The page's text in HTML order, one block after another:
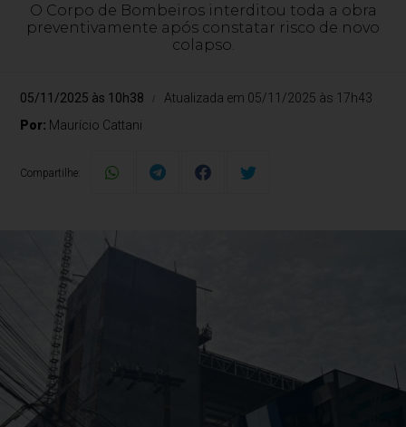
O Corpo de Bombeiros interditou toda a obra
preventivamente após constatar risco de novo
colapso.
05/11/2025 às 10h38
Atualizada em 05/11/2025 às 17h43
Por: Maurício Cattani
Compartilhe: